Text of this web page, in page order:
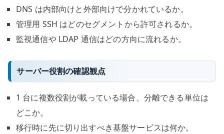
DNS は内部向けと外部向けで分かれているか。
管理用 SSH はどのセグメントから許可されるか。
監視通信や LDAP 通信はどの方向に流れるか。
サーバー役割の確認観点
1 台に複数役割が載っている場合、分離できる単位は
どこか。
移行時に先に切り出すべき基盤サービスは何か。